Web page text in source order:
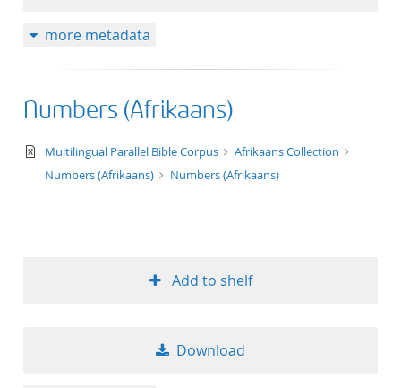
more metadata
Numbers (Afrikaans)
text/xml
Multilingual Parallel Bible Corpus
Afrikaans Collection
Numbers (Afrikaans)
Numbers (Afrikaans)
Add to shelf
Download